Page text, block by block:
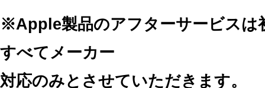
※Apple製品のアフターサービスは
すべてメーカー
対応のみとさせていただきます。